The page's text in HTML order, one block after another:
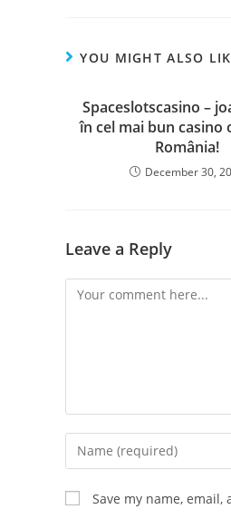
YOU MIGHT ALSO
Spaceslotscasino –
în cel mai bun casino
România!
December 30,
Leave a Reply
Save my name,